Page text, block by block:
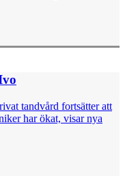
tandvård fortsätter att
har ökat, visar nya